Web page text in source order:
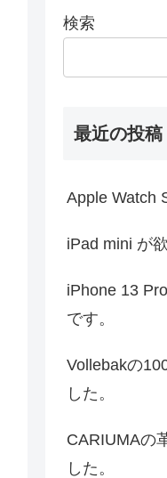
検索
最近の投稿
Apple Watch
iPad mini が
iPhone 13
です。
Vollebakの
した。
CARIUMAの
した。